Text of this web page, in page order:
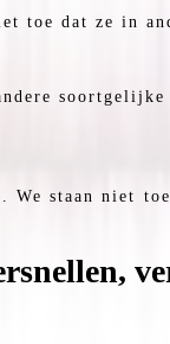
toe dat ze in
soortgelijke
staan ​​niet